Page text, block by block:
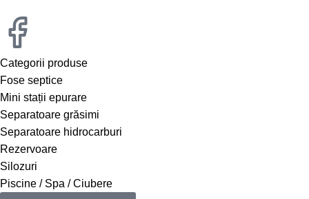
Categorii produse
Fose septice
Mini stații epurare
Separatoare grăsimi
Separatoare hidrocarburi
Rezervoare
Silozuri
Piscine / Spa / Ciubere